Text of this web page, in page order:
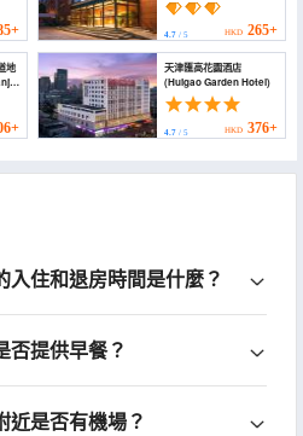
(Tianjin Anshan Xidao
Subway Station Tianjin
University))
4.7/ 5 HKD 265+
地
天津匯高花園酒店
(Huigao Garden Hotel)
4.7/ 5 HKD 376+
入住和退房時間是什麼？
否提供早餐？
近是否有機場？